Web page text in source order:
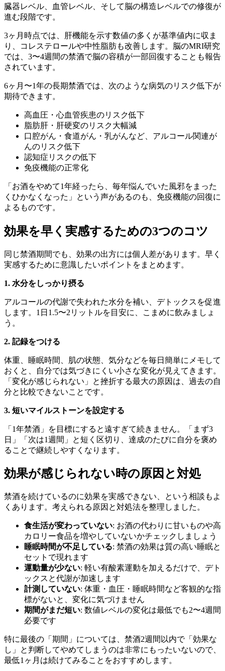
臓器レベル、血管レベル、そして脳の構造レベルでの修復が
進む段階です。
3ヶ月時点では、肝機能を示す数値の多くが基準値内に収ま
り、コレステロールや中性脂肪も改善します。脳のMRI研究
では、3〜4週間の禁酒で脳の容積が一部回復することも報告
されています。
6ヶ月〜1年の長期禁酒では、次のような病気のリスク低下が
期待できます。
高血圧・心血管疾患のリスク低下
脂肪肝・肝硬変のリスク大幅減
口腔がん・食道がん・乳がんなど、アルコール関連が
んのリスク低下
認知症リスクの低下
免疫機能の正常化
「お酒をやめて1年経ったら、毎年悩んでいた風邪をまった
くひかなくなった」という声があるのも、免疫機能の回復に
よるものです。
効果を早く実感するための3つのコツ
同じ禁酒期間でも、効果の出方には個人差があります。早く
実感するために意識したいポイントをまとめます。
1. 水分をしっかり摂る
アルコールの代謝で失われた水分を補い、デトックスを促進
します。1日1.5〜2リットルを目安に、こまめに飲みましょ
う。
2. 記録をつける
体重、睡眠時間、肌の状態、気分などを毎日簡単にメモして
おくと、自分では気づきにくい小さな変化が見えてきます。
「変化が感じられない」と挫折する最大の原因は、過去の自
分と比較できないことです。
3. 短いマイルストーンを設定する
「1年禁酒」を目標にすると遠すぎて続きません。「まず3
日」「次は1週間」と短く区切り、達成のたびに自分を褒め
ることで継続しやすくなります。
効果が感じられない時の原因と対処
禁酒を続けているのに効果を実感できない、という相談もよ
くあります。考えられる原因と対処法を整理しました。
食生活が変わっていない: お酒の代わりに甘いものや高
カロリー食品を増やしていないかチェックしましょう
睡眠時間が不足している: 禁酒の効果は質の高い睡眠と
セットで現れます
運動量が少ない: 軽い有酸素運動を加えるだけで、デト
ックスと代謝が加速します
計測していない: 体重・血圧・睡眠時間など客観的な指
標がないと、変化に気づけません
期間がまだ短い: 数値レベルの変化は最低でも2〜4週間
必要です
特に最後の「期間」については、禁酒2週間以内で「効果な
し」と判断してやめてしまうのは非常にもったいないので、
最低1ヶ月は続けてみることをおすすめします。